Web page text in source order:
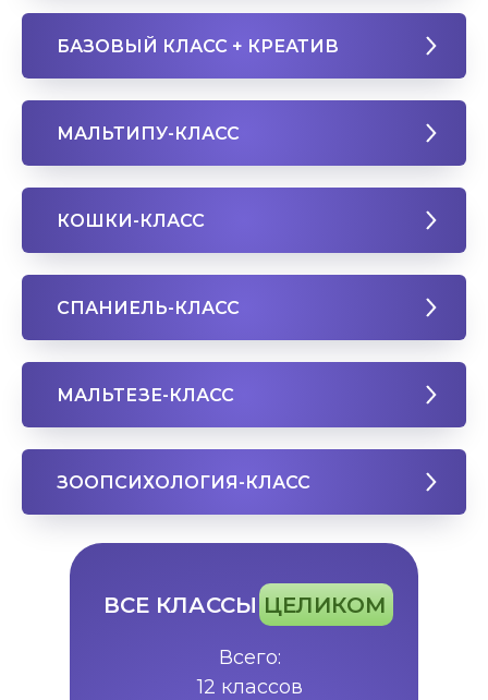
БАЗОВЫЙ КЛАСС + КРЕАТИВ
МАЛЬТИПУ-КЛАСС
КОШКИ-КЛАСС
СПАНИЕЛЬ-КЛАСС
МАЛЬТЕЗЕ-КЛАСС
ЗООПСИХОЛОГИЯ-КЛАСС
ВСЕ КЛАССЫ ЦЕЛИКОМ
Всего:
12 классов